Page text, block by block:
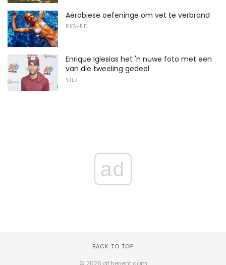
Aërobiese oefeninge om vet te verbrand
FIKSHEID
Enrique Iglesias het 'n nuwe foto met een
van die tweeling gedeel
STER
ad
BACK TO TOP
© 2026 af.tierient.com